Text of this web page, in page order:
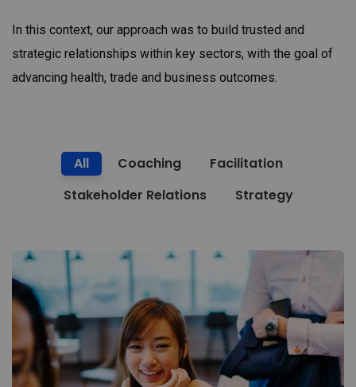
In this context, our approach was to build trusted and
strategic relationships within key sectors, with the goal of
advancing health, trade and business outcomes.
All Coaching
Facilitation
Stakeholder Relations
Strategy